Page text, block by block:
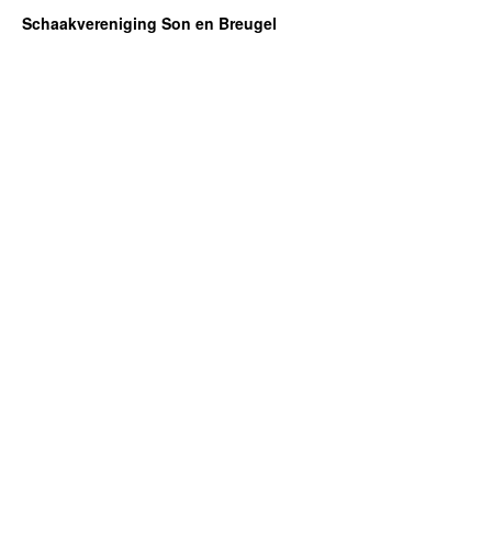
Schaakvereniging Son en Breugel